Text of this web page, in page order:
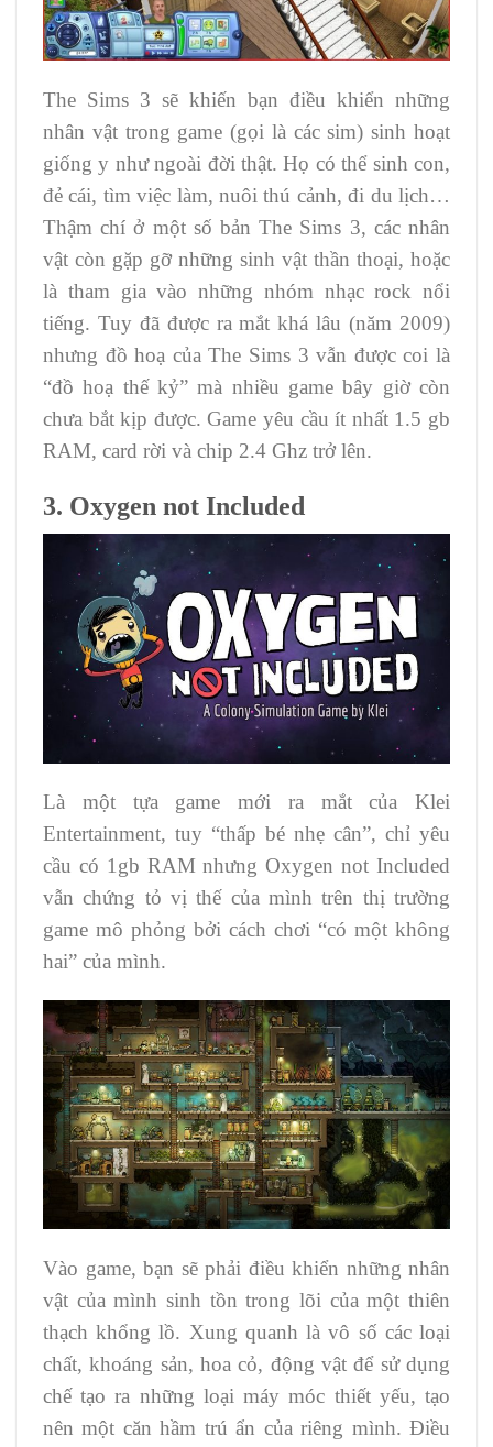
The Sims 3 sẽ khiến bạn điều khiển những
nhân vật trong game (gọi là các sim) sinh hoạt
giống y như ngoài đời thật. Họ có thể sinh con,
đẻ cái, tìm việc làm, nuôi thú cảnh, đi du lịch…
Thậm chí ở một số bản The Sims 3, các nhân
vật còn gặp gỡ những sinh vật thần thoại, hoặc
là tham gia vào những nhóm nhạc rock nổi
tiếng. Tuy đã được ra mắt khá lâu (năm 2009)
nhưng đồ hoạ của The Sims 3 vẫn được coi là
“đồ hoạ thế kỷ” mà nhiều game bây giờ còn
chưa bắt kịp được. Game yêu cầu ít nhất 1.5 gb
RAM, card rời và chip 2.4 Ghz trở lên.
3. Oxygen not Included
Là một tựa game mới ra mắt của Klei
Entertainment, tuy “thấp bé nhẹ cân”, chỉ yêu
cầu có 1gb RAM nhưng Oxygen not Included
vẫn chứng tỏ vị thế của mình trên thị trường
game mô phỏng bởi cách chơi “có một không
hai” của mình.
Vào game, bạn sẽ phải điều khiển những nhân
vật của mình sinh tồn trong lõi của một thiên
thạch khổng lồ. Xung quanh là vô số các loại
chất, khoáng sản, hoa cỏ, động vật để sử dụng
chế tạo ra những loại máy móc thiết yếu, tạo
nên một căn hầm trú ẩn của riêng mình. Điều